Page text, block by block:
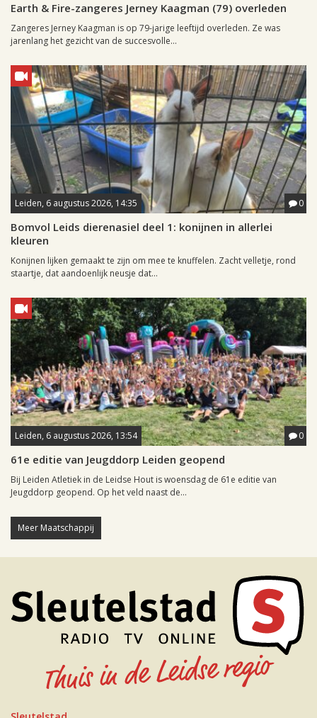
Earth & Fire-zangeres Jerney Kaagman (79) overleden
Zangeres Jerney Kaagman is op 79-jarige leeftijd overleden. Ze was
jarenlang het gezicht van de succesvolle...
Leiden, 6 augustus 2026, 14:35 0
Bomvol Leids dierenasiel deel 1: konijnen in allerlei
kleuren
Konijnen lijken gemaakt te zijn om mee te knuffelen. Zacht velletje, rond
staartje, dat aandoenlijk neusje dat...
Leiden, 6 augustus 2026, 13:54 0
61e editie van Jeugddorp Leiden geopend
Bij Leiden Atletiek in de Leidse Hout is woensdag de 61e editie van
Jeugddorp geopend. Op het veld naast de...
Meer Maatschappij